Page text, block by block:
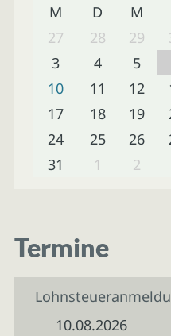
M D M
27
28 29
3
4 5
10
11 12
17
18 19
24
25 26
31
1 2
Termine
10.08.2026